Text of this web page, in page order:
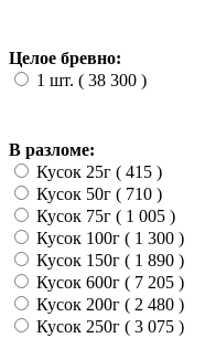
Целое бревно:
1 шт. ( 38 300 )
В разломе:
Кусок 25г ( 415 )
Кусок 50г ( 710 )
Кусок 75г ( 1 005 )
Кусок 100г ( 1 300 )
Кусок 150г ( 1 890 )
Кусок 600г ( 7 205 )
Кусок 200г ( 2 480 )
Кусок 250г ( 3 075 )